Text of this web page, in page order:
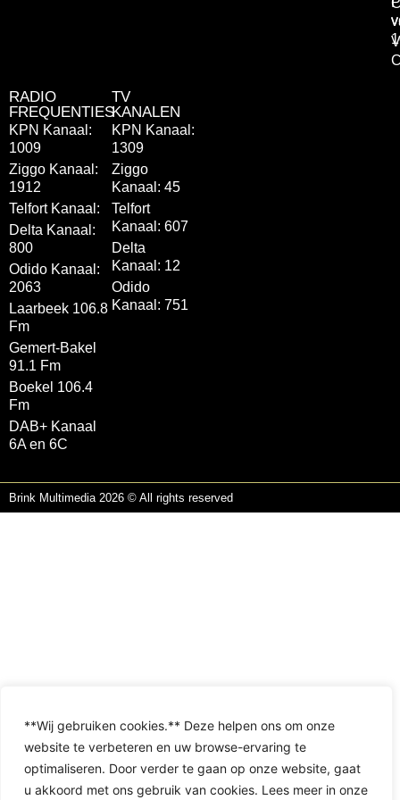
**Wij gebruiken cookies.** Deze helpen ons om onze
website te verbeteren en uw browse-ervaring te
optimaliseren. Door verder te gaan op onze website, gaat
u akkoord met ons gebruik van cookies. Lees meer in onze
RADIO
FREQUENTIES
KPN Kanaal:
1009
Ziggo Kanaal:
1912
Telfort Kanaal:
Delta Kanaal:
800
Odido Kanaal:
2063
Laarbeek 106.8
Fm
Gemert-Bakel
91.1 Fm
Boekel 106.4
Fm
DAB+ Kanaal
6A en 6C
TV
KANALEN
KPN Kanaal:
1309
Ziggo
Kanaal: 45
Telfort
Kanaal: 607
Delta
Kanaal: 12
Odido
Kanaal: 751
Brink Multimedia 2026 © All rights reserved